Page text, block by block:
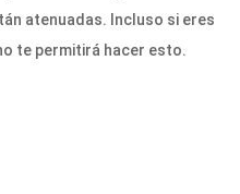
atenuadas. Incluso si eres
te permitirá hacer esto.